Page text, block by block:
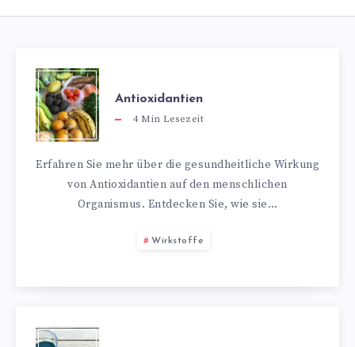
Antioxidantien
4Min Lesezeit
Erfahren Sie mehr über die gesundheitliche Wirkung
von Antioxidantien auf den menschlichen
Organismus. Entdecken Sie, wie sie…
Wirkstoffe